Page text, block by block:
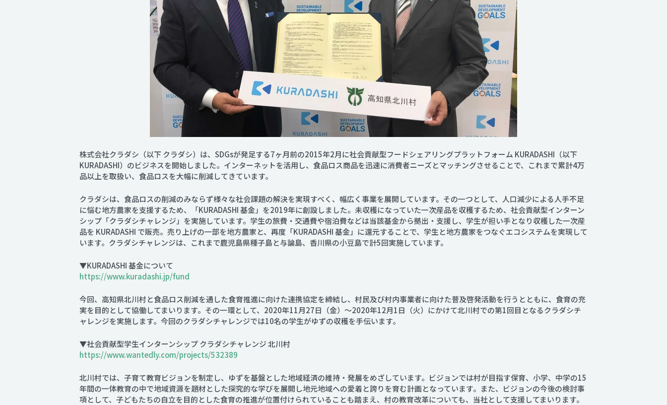
株式会社クラダシ（以下 クラダシ）は、SDGsが発足する7ヶ月前の2015年2月に社会貢献型フードシェアリングプラットフォーム KURADASHI（以下
KURADASHI）のビジネスを開始しました。インターネットを活用し、食品ロス商品を迅速に消費者ニーズとマッチングさせることで、これまで累計4万
品以上を取扱い、食品ロスを大幅に削減してきています。
クラダシは、食品ロスの削減のみならず様々な社会課題の解決を実現すべく、幅広く事業を展開しています。その一つとして、人口減少による人手不足
に悩む地方農家を支援するため、「KURADASHI 基金」を2019年に創設しました。未収穫になっていた一次産品を収穫するため、社会貢献型インターン
シップ「クラダシチャレンジ」を実施しています。学生の旅費・交通費や宿泊費などは当該基金から拠出・支援し、学生が担い手となり収穫した一次産
品を KURADASHI で販売。売り上げの一部を地方農家と、再度「KURADASHI 基金」に還元することで、学生と地方農家をつなぐエコシステムを実現して
います。クラダシチャレンジは、これまで鹿児島県種子島と与論島、香川県の小豆島で計5回実施しています。
▼KURADASHI 基金について
https://www.kuradashi.jp/fund
今回、高知県北川村と食品ロス削減を通した食育推進に向けた連携協定を締結し、村民及び村内事業者に向けた普及啓発活動を行うとともに、食育の充
実を目的として協働してまいります。その一環として、2020年11月27日（金）～2020年12月1日（火）にかけて北川村での第1回目となるクラダシチ
ャレンジを実施します。今回のクラダシチャレンジでは10名の学生がゆずの収穫を手伝います。
▼社会貢献型学生インターンシップ クラダシチャレンジ 北川村
https://www.wantedly.com/projects/532389
北川村では、子育て教育ビジョンを制定し、ゆずを基盤とした地域経済の維持・発展をめざしています。ビジョンでは村が目指す保育、小学、中学の15
年間の一体教育の中で地域資源を題材とした探究的な学びを展開し地元地域への愛着と誇りを育む計画となっています。また、ビジョンの今後の検討事
項として、子どもたちの自立を目的とした食育の推進が位置付けられていることも踏まえ、村の教育改革についても、当社として支援してまいります。